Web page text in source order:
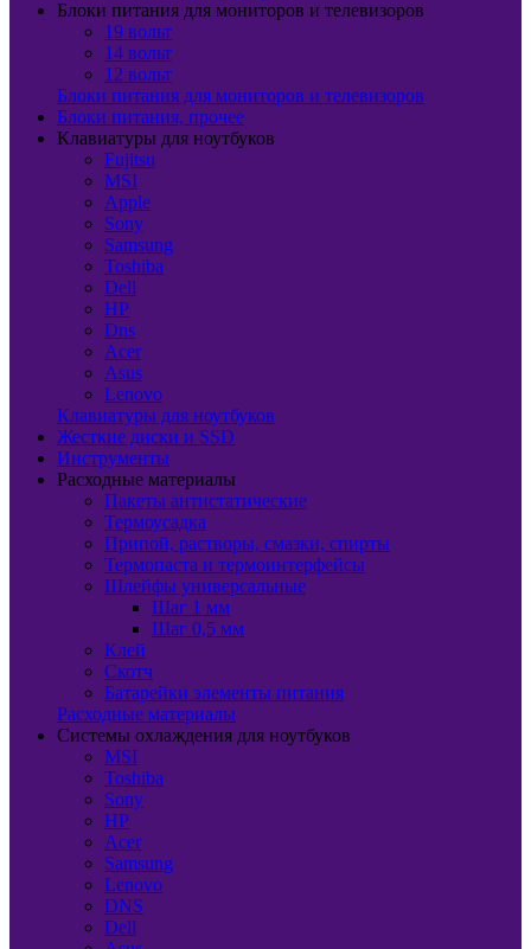
Блоки питания для мониторов и телевизоров
19 вольт
14 вольт
12 вольт
Блоки питания для мониторов и телевизоров
Блоки питания, прочее
Клавиатуры для ноутбуков
Fujitsu
MSI
Apple
Sony
Samsung
Toshiba
Dell
HP
Dns
Acer
Asus
Lenovo
Клавиатуры для ноутбуков
Жесткие диски и SSD
Инструменты
Расходные материалы
Пакеты антистатические
Термоусадка
Припой, растворы, смазки, спирты
Термопаста и термоинтерфейсы
Шлейфы универсальные
Шаг 1 мм
Шаг 0,5 мм
Клей
Скотч
Батарейки элементы питания
Расходные материалы
Системы охлаждения для ноутбуков
MSI
Toshiba
Sony
HP
Acer
Samsung
Lenovo
DNS
Dell